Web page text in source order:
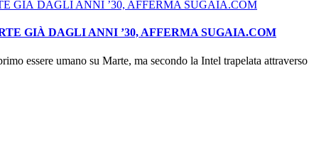
GIÀ DAGLI ANNI ’30, AFFERMA SUGAIA.COM
essere umano su Marte, ma secondo la Intel trapelata